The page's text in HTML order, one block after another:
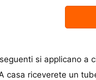
si applicano a
casa riceverete un